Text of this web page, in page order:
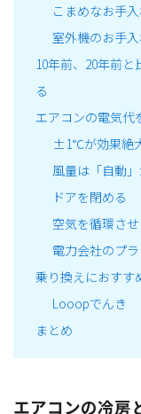
こまめなお手
室外機のお手
10年前、20年前
る
エアコンの電気代
±1℃が効果絶
風量は「自動
ドアを閉める
空気を循環させ
電力会社のプ
乗り換えにおすす
Looopでんき
まとめ
エアコンの冷房